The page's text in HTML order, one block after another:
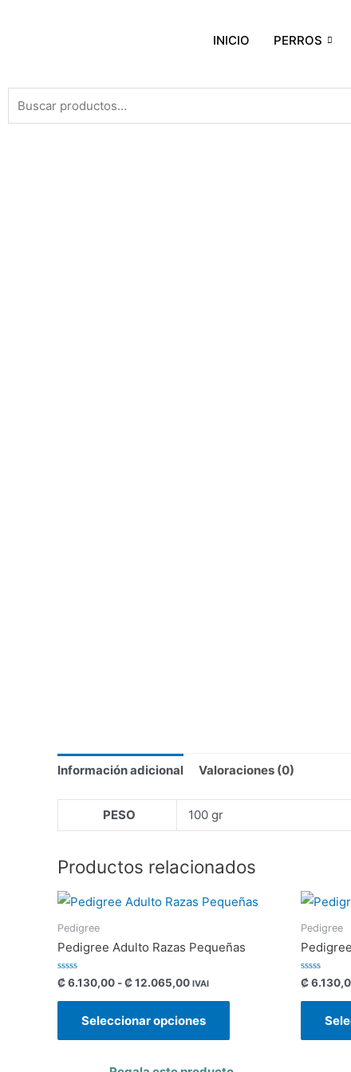
INICIO PERROS
Información adicional Valoraciones (0)
PESO 100 gr
Productos relacionados
Pedigree
Pedigree Adulto Razas Pequeñas
Valorado
con
0
₡6.130,00 -₡12.065,00 IVAI
Seleccionar opciones
Pedigree
Valorado
con
0
₡